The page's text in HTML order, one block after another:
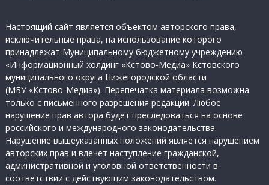
Настоящий сайт является объектом авторского права,
исключительные права, на использование которого
принадлежат Муниципальному бюджетному учреждению
«Информационный холдинг «Кстово-Медиа» Кстовского
муниципального округа Нижегородской области
(МБУ «Кстово-Медиа»). Перепечатка материала возможна
только с письменного разрешения редакции. Любое
нарушение прав автора будет преследоваться на основе
российского и международного законодательства.
Нарушение вышеуказанных положений является нарушением
авторских прав и влечет наступление гражданской,
административной и уголовной ответственности в
соответствии с действующим законодательством.